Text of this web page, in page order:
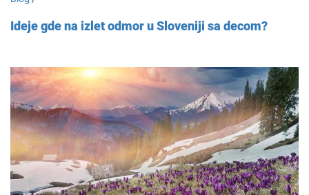
Ideje gde na izlet odmor u Sloveniji sa decom?